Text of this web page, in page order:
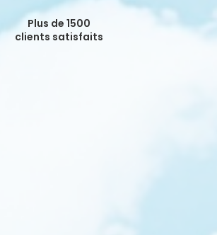
Plus de 1500
clients satisfaits